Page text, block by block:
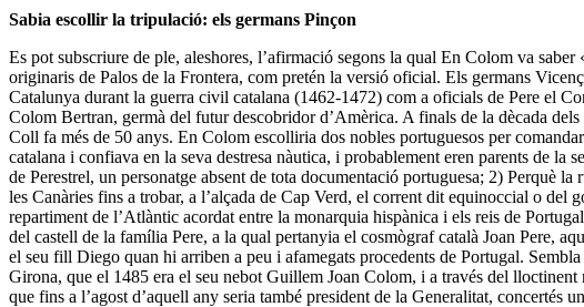
Sabia escollir la tripulació: els germans Pinçon
Es pot subscriure de ple, aleshores, l’afirmació segons la qual En Colom va
originaris de Palos de la Frontera, com pretén la versió oficial. Els germans
Catalunya durant la guerra civil catalana (1462-1472) com a oficials de Pere el
Colom Bertran, germà del futur descobridor d’Amèrica. A finals de la dècada
Coll fa més de 50 anys. En Colom escolliria dos nobles portuguesos per
catalana i confiava en la seva destresa nàutica, i probablement eren parents de
de Perestrel, un personatge absent de tota documentació portuguesa; 2) Perquè
les Canàries fins a trobar, a l’alçada de Cap Verd, el corrent dit equinoccial o
repartiment de l’Atlàntic acordat entre la monarquia hispànica i els reis de
del castell de la família Pere, a la qual pertanyia el cosmògraf català Joan Pere,
el seu fill Diego quan hi arriben a peu i afamegats procedents de Portugal.
Girona, que el 1485 era el seu nebot Guillem Joan Colom, i a través del
que fins a l’agost d’aquell any seria també president de la Generalitat,